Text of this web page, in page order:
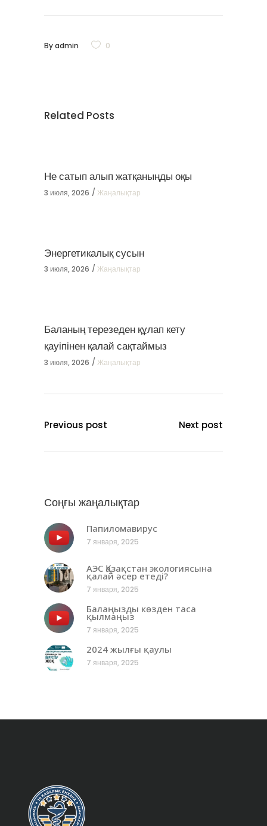
Byadmin 0
Related Posts
Не сатып алып жатқаныңды оқы
3 июля, 2026 Жаңалықтар
Энергетикалық сусын
3 июля, 2026 Жаңалықтар
Баланың терезеден құлап кету
қауіпінен қалай сақтаймыз
3 июля, 2026 Жаңалықтар
Previous post Next post
Соңғы жаңалықтар
Папиломавирус
7 января, 2025
АЭС Қазақстан экологиясына
қалай әсер етеді?
7 января, 2025
Балаңызды көзден таса
қылмаңыз
7 января, 2025
2024 жылғы қаулы
7 января, 2025